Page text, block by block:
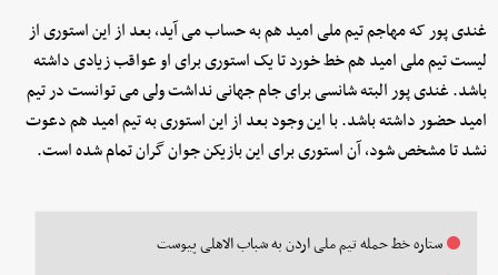
غندی پور که مهاجم تیم ملی امید هم به حساب می آید، بعد از این استوری از
لیست تیم ملی امید هم خط خورد تا یک استوری برای او عواقب زیادی داشته
باشد. غندی پور البته شانسی برای جام جهانی نداشت ولی می توانست در تیم
امید حضور داشته باشد. با این وجود بعد از این استوری به تیم امید هم دعوت
نشد تا مشخص شود، آن استوری برای این بازیکن جوان گران تمام شده است.
ستاره خط حمله تیم ملی اردن به شباب الاهلی پیوست